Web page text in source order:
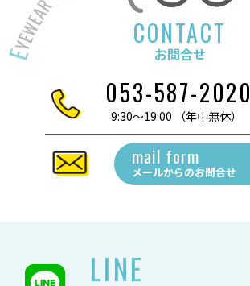
CONTACT
お問合せ
053-587-2020
9:30～19:00 （年中無休）
mail form
メールからのお問合せ
LINE